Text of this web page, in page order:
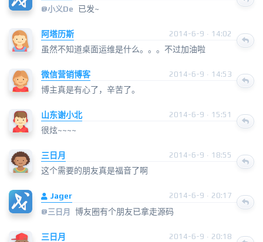
@小义De 已发~
阿塔历斯 2014-6-9 · 14:02
虽然不知道桌面运维是什么。。。不过加油啦
微信营销博客 2014-6-9 · 14:53
博主真是有心了，辛苦了。
山东谢小北 2014-6-9 · 15:51
很炫~~~~
三日月 2014-6-9 · 18:55
这个需要的朋友真是福音了啊
Jager
2014-6-9 · 20:17
@三日月 博友圈有个朋友已拿走源码
三日月
2014-6-9 · 20:18